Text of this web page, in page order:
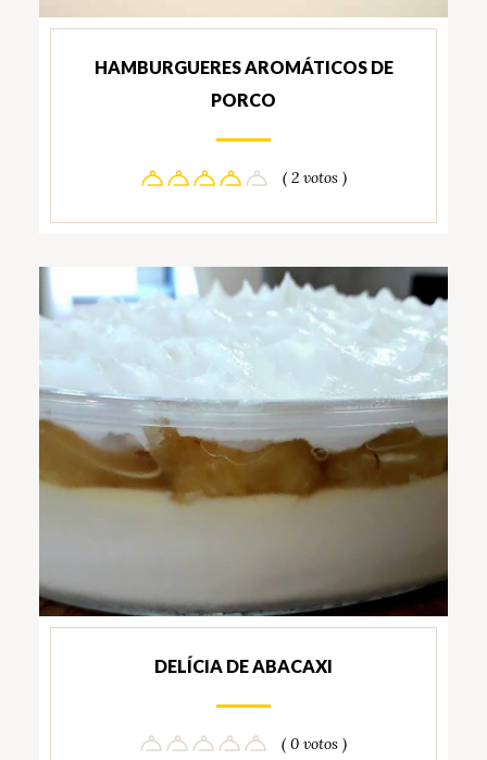
HAMBURGUERES AROMÁTICOS DE
PORCO
( 2 votos )
DELÍCIA DE ABACAXI
( 0 votos )